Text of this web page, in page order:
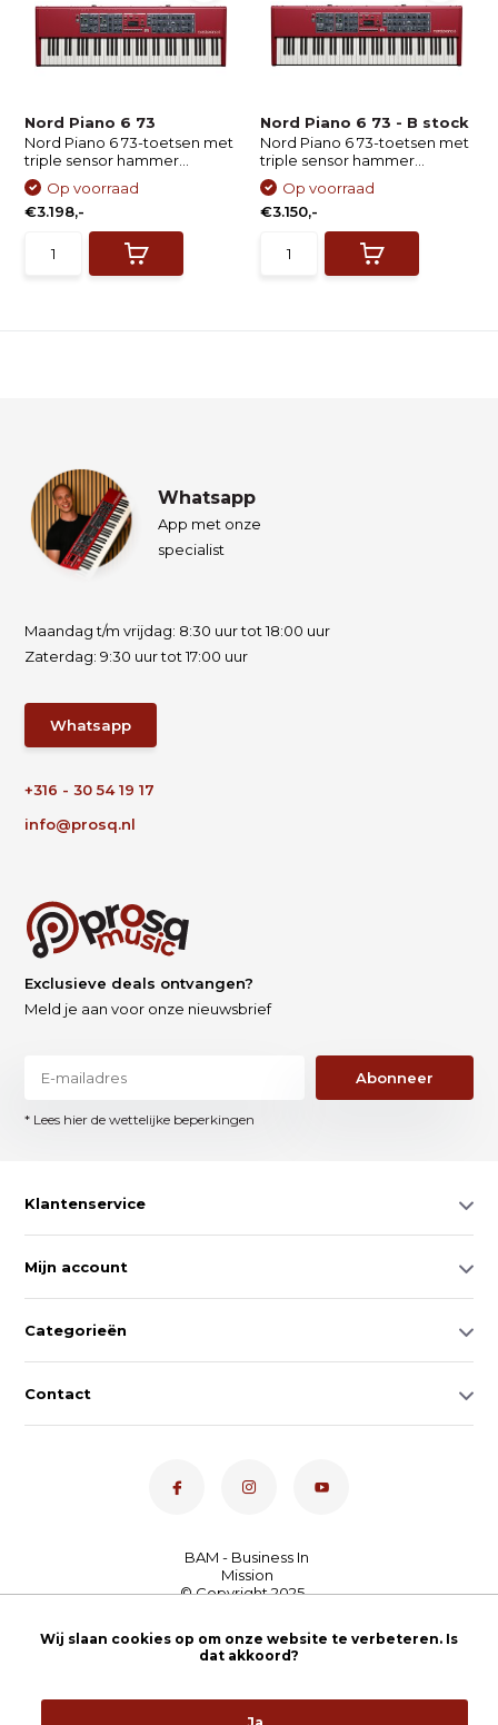
Nord Piano 6 73
Nord Piano 6 73-toetsen met
triple sensor hammer...
Op voorraad
€3.198,-
Nord Piano 6 73 - B stock
Nord Piano 6 73-toetsen met
triple sensor hammer...
Op voorraad
€3.150,-
Whatsapp
App met onze
specialist
Maandag t/m vrijdag: 8:30 uur tot 18:00 uur
Zaterdag: 9:30 uur tot 17:00 uur
Whatsapp
+316 - 30 54 19 17
info@prosq.nl
Exclusieve deals ontvangen?
Meld je aan voor onze nieuwsbrief
Abonneer
* Lees hier de wettelijke beperkingen
Klantenservice
Mijn account
Categorieën
Contact
Dé toetsenspecialist van
Nederland4,7- bekijk
onze 100+ reviews
Wij slaan cookies op om onze website te verbeteren. Is
dat akkoord?